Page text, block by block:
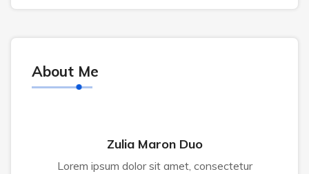
About Me
Zulia Maron Duo
Lorem ipsum dolor sit amet, consectetur